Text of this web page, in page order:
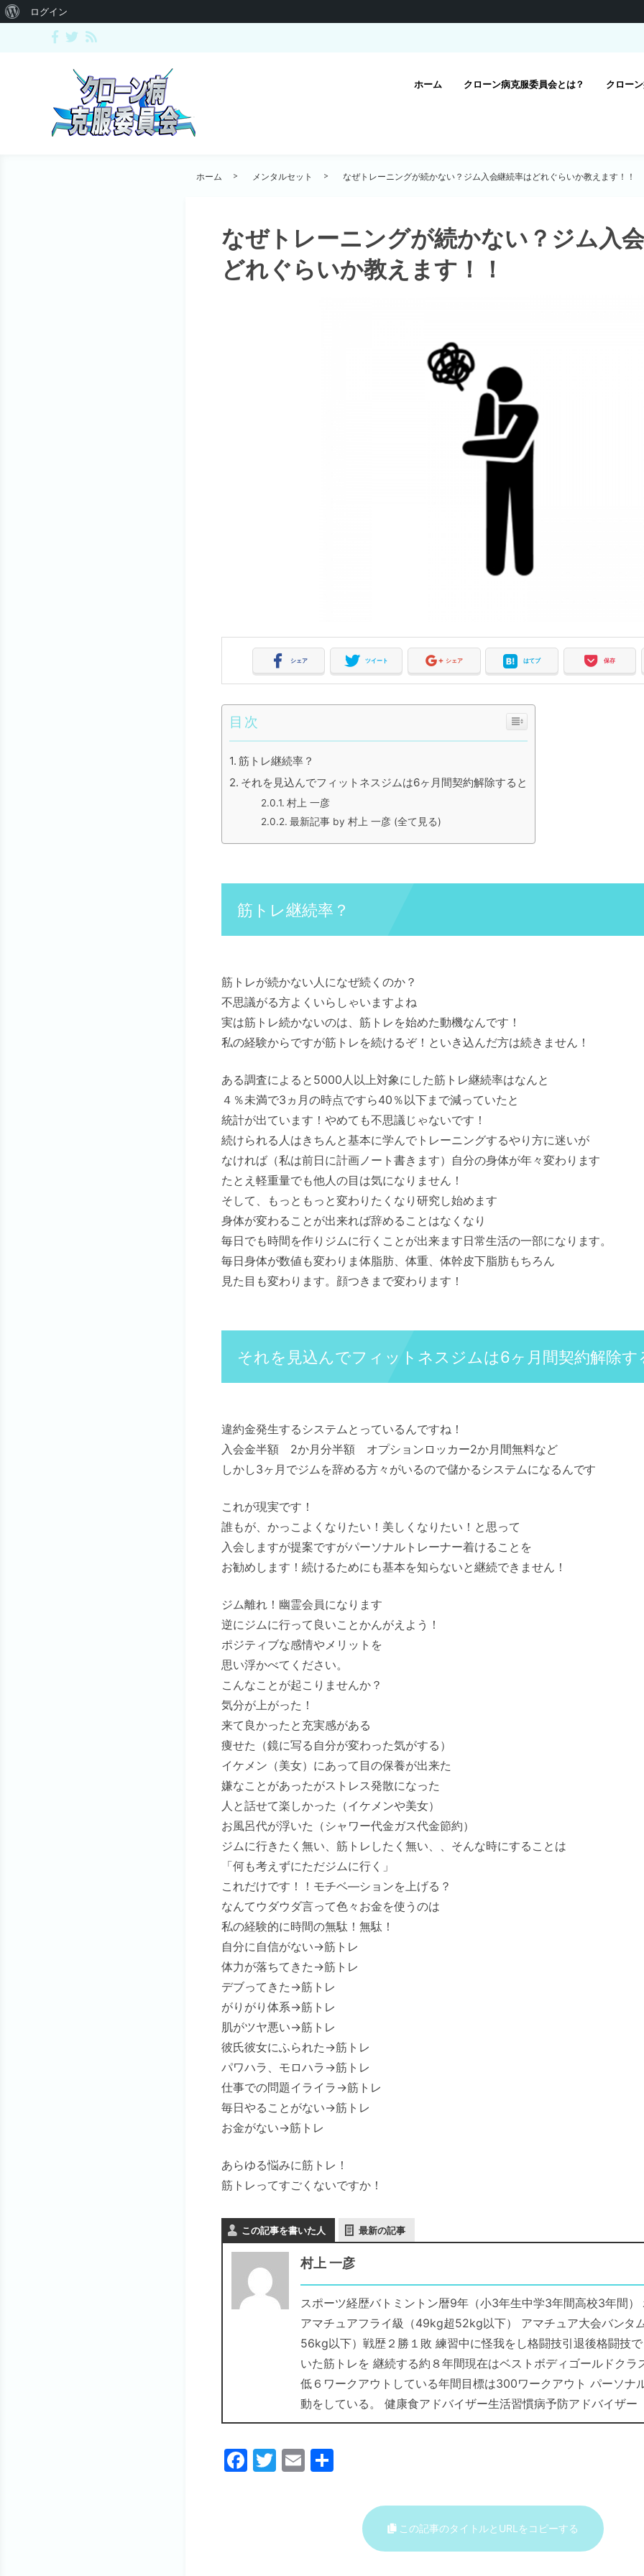
ホーム クローン病克服委員会とは？ クロー
ホーム メンタルセット なぜトレーニングが続かない？ジム入会継続率はどれぐらいか教えます！！
なぜトレーニングが続かない？ジム入
どれぐらいか教えます！！
シェア ツイート シェア はてブ 保存
目次
筋トレ継続率？
それを見込んでフィットネスジムは6ヶ月間契約解除すると
村上 一彦
最新記事 by 村上 一彦 (全て見る)
筋トレ継続率？
筋トレが続かない人になぜ続くのか？
不思議がる方よくいらしゃいますよね
実は筋トレ続かないのは、筋トレを始めた動機なんです！
私の経験からですが筋トレを続けるぞ！といき込んだ方は続きません！
ある調査によると5000人以上対象にした筋トレ継続率はなんと
４％未満で3ヵ月の時点ですら40％以下まで減っていたと
統計が出ています！やめても不思議じゃないです！
続けられる人はきちんと基本に学んでトレーニングするやり方に迷いが
なければ（私は前日に計画ノート書きます）自分の身体が年々変わります
たとえ軽重量でも他人の目は気になりません！
そして、もっともっと変わりたくなり研究し始めます
身体が変わることが出来れば辞めることはなくなり
毎日でも時間を作りジムに行くことが出来ます日常生活の一部になります。
毎日身体が数値も変わりま体脂肪、体重、体幹皮下脂肪もちろん
見た目も変わります。顔つきまで変わります！
それを見込んでフィットネスジムは6ヶ月間契約解除す
違約金発生するシステムとっているんですね！
入会金半額 2か月分半額 オプションロッカー2か月間無料など
しかし3ヶ月でジムを辞める方々がいるので儲かるシステムになるんです
これが現実です！
誰もが、かっこよくなりたい！美しくなりたい！と思って
入会しますが提案ですがパーソナルトレーナー着けることを
お勧めします！続けるためにも基本を知らないと継続できません！
ジム離れ！幽霊会員になります
逆にジムに行って良いことかんがえよう！
ポジティブな感情やメリットを
思い浮かべてください。
こんなことが起こりませんか？
気分が上がった！
来て良かったと充実感がある
痩せた（鏡に写る自分が変わった気がする）
イケメン（美女）にあって目の保養が出来た
嫌なことがあったがストレス発散になった
人と話せて楽しかった（イケメンや美女）
お風呂代が浮いた（シャワー代金ガス代金節約）
ジムに行きたく無い、筋トレしたく無い、、そんな時にすることは
「何も考えずにただジムに行く」
これだけです！！モチベ―ションを上げる？
なんてウダウダ言って色々お金を使うのは
私の経験的に時間の無駄！無駄！
自分に自信がない→筋トレ
体力が落ちてきた→筋トレ
デブってきた→筋トレ
がりがり体系→筋トレ
肌がツヤ悪い→筋トレ
彼氏彼女にふられた→筋トレ
パワハラ、モロハラ→筋トレ
仕事での問題イライラ→筋トレ
毎日やることがない→筋トレ
お金がない→筋トレ
あらゆる悩みに筋トレ！
筋トレってすごくないですか！
この記事を書いた人 最新の記事
村上 一彦
スポーツ経歴バトミントン暦9年（小3年生中学3年間高校3年間
アマチュアフライ級（49kg超52kg以下） アマチュア大会バンタ
56kg以下）戦歴２勝１敗 練習中に怪我をし格闘技引退後格闘技
いた筋トレを 継続する約８年間現在はベストボディゴールドクラ
低６ワークアウトしている年間目標は300ワークアウト パーソナ
動をしている。 健康食アドバイザー生活習慣病予防アドバイザー
F
a
T
w
E
m
この記事のタイトルとURLをコピーする
ログイン